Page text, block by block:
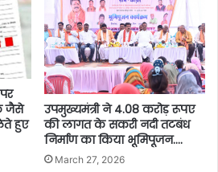
जैसे
हुए
उपमुख्यमंत्री ने 4.08 करोड़ रूपए
की लागत के सकरी नदी तटबंध
निर्माण का किया भूमिपूजन….
March 27, 2026